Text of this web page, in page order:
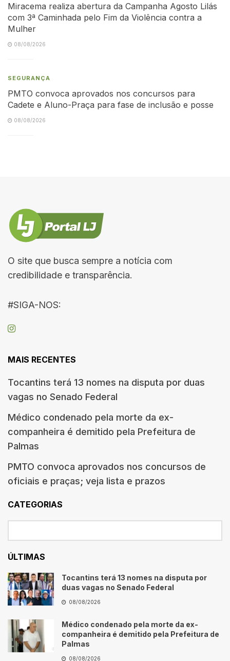
Miracema realiza abertura da Campanha Agosto Lilás
com 3ª Caminhada pelo Fim da Violência contra a
Mulher
08/08/2026
SEGURANÇA
PMTO convoca aprovados nos concursos para
Cadete e Aluno-Praça para fase de inclusão e posse
08/08/2026
O site que busca sempre a notícia com
credibilidade e transparência.
#SIGA-NOS:
MAIS RECENTES
Tocantins terá 13 nomes na disputa por duas
vagas no Senado Federal
Médico condenado pela morte da ex-
companheira é demitido pela Prefeitura de
Palmas
PMTO convoca aprovados nos concursos de
oficiais e praças; veja lista e prazos
CATEGORIAS
ÚLTIMAS
Tocantins terá 13 nomes na disputa por
duas vagas no Senado Federal
08/08/2026
Médico condenado pela morte da ex-
companheira é demitido pela Prefeitura de
Palmas
08/08/2026